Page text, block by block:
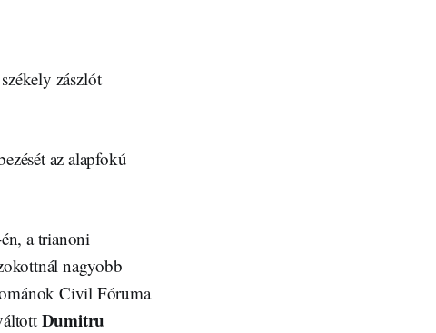
zászlót
az alapfokú
a trianoni
nagyobb
Civil Fóruma
Dumitru